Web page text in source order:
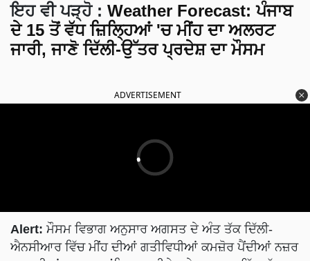
ਇਹ ਵੀ ਪੜ੍ਹੋ: Weather Forecast: ਪੰਜਾਬ
ਦੇ 15 ਤੋਂ ਵੱਧ ਜ਼ਿਲ੍ਹਿਆਂ 'ਚ ਮੀਂਹ ਦਾ ਅਲਰਟ
ਜਾਰੀ, ਜਾਣੋ ਦਿੱਲੀ-ਉੱਤਰ ਪ੍ਰਦੇਸ਼ ਦਾ ਮੌਸਮ
ਐਨਸੀਆਰ ਵਿੱਚ ਮੀਂਹ ਦੀਆਂ ਗਤੀਵਿਧੀਆਂ ਕਮਜ਼ੋਰ ਪੈਂਦੀਆਂ ਨਜ਼ਰ
ਆ ਰਹੀਆਂ ਹਨ। ਹਾਲਾਂਕਿ, ਸਕਾਈਮੇਟ ਦੇ ਅਨੁਸਾਰ, ਇੱਕ ਘੱਟ